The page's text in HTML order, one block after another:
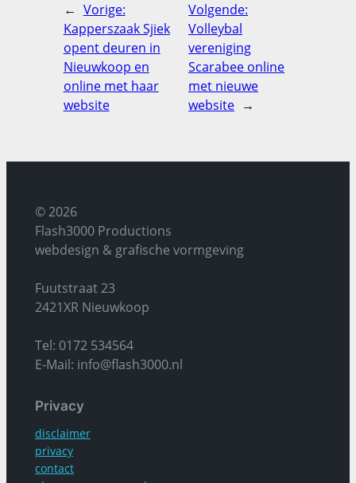
← Vorige:
Kapperszaak Sjiek
opent deuren in
Nieuwkoop en
online met haar
website
Volgende:
Volleybal
vereniging
Scarabee online
met nieuwe
website →
© 2026
Flash3000 Productions
webdesign & grafische vormgeving
Fuutstraat 23
2421XR Nieuwkoop
Tel: 0172 534564
E-Mail: info@flash3000.nl
Privacy
disclaimer
privacy
contact